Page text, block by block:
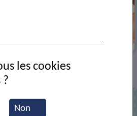
> Ressources documentaires
Non
les cookies